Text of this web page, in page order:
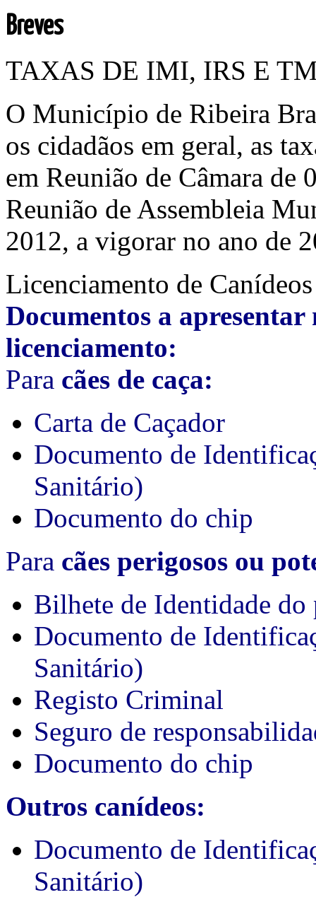
Breves
TAXAS DE IMI, IRS E
O Município de Ribeira
os cidadãos em geral, as
em Reunião de Câmara de
Reunião de Assembleia
2012, a vigorar no ano de
Licenciamento de Canídeos
Documentos a
licenciamento:
Para cães de caça:
Carta de Caçador
Documento de
Sanitário)
Documento do chip
Para cães perigosos ou
Bilhete de Identidade
Documento de
Sanitário)
Registo Criminal
Seguro de
Documento do chip
Outros canídeos:
Documento de
Sanitário)